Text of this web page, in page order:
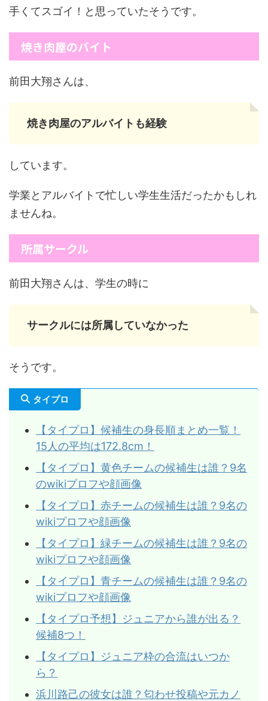
手くてスゴイ！と思っていたそうです。
焼き肉屋のバイト
前田大翔さんは、
焼き肉屋のアルバイトも経験
しています。
学業とアルバイトで忙しい学生生活だったかもしれ
ませんね。
所属サークル
前田大翔さんは、学生の時に
サークルには所属していなかった
そうです。
タイプロ
【タイプロ】候補生の身長順まとめ一覧！
15人の平均は172.8cm！
【タイプロ】黄色チームの候補生は誰？9名
のwikiプロフや顔画像
【タイプロ】赤チームの候補生は誰？9名の
wikiプロフや顔画像
【タイプロ】緑チームの候補生は誰？9名の
wikiプロフや顔画像
【タイプロ】青チームの候補生は誰？9名の
wikiプロフや顔画像
【タイプロ予想】ジュニアから誰が出る？
候補8つ！
【タイプロ】ジュニア枠の合流はいつか
ら？
浜川路己の彼女は誰？匂わせ投稿や元カノ